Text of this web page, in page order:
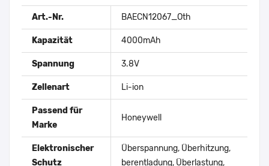
Art.-Nr. BAECN12067_Oth
Kapazität 4000mAh
Spannung 3.8V
Zellenart Li-ion
Passend für
Marke
Honeywell
Elektronischer
Schutz
Überspannung, Überhitzung,
berentladung, Überlastung,